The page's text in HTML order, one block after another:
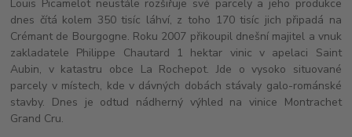
Louis Picamelot neustále rozšiřuje své parcely a jeho produkce
dnes čítá kolem 350 tisíc láhví, z toho 170 tisíc jich připadá na
Crémant de Bourgogne. Roku 2007 přikoupil dnešní majitel a vnuk
zakladatele Philippe Chautard 1 hektar vinic v apelaci Saint
Aubin, v katastru obce La Rochepot. Jde o vysoko situované
parcely v místech, kde v dávných dobách stávaly galo-románské
stavby. Dnes je odtud nádherný výhled na vinice Montrachet
Grand Cru.